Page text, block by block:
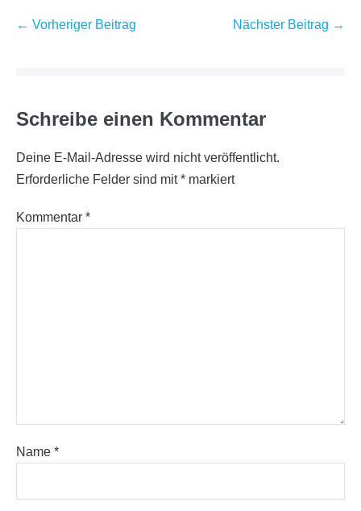
Beitragsnavigation
← Vorheriger Beitrag Nächster Beitrag →
Schreibe einen Kommentar
Deine E-Mail-Adresse wird nicht veröffentlicht.
Erforderliche Felder sind mit* markiert
Kommentar *
Name *